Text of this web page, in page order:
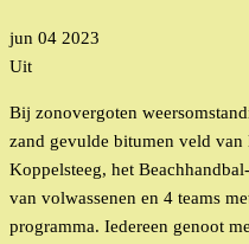
jun 04 2023
Uit
Bij zonovergoten
zand gevulde bitumen veld van
Koppelsteeg, het
van volwassenen en 4 teams
programma. Iedereen genoot